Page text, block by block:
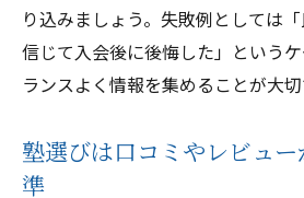
り込みましょう。失敗例としては
信じて入会後に後悔した」という
ランスよく情報を集めることが大切
塾選びは口コミやレビュ
準